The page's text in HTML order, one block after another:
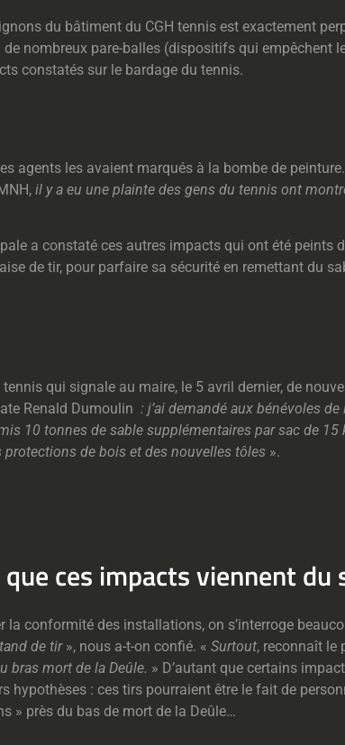
du bâtiment du CGH tennis est exactement
nombreux pare-balles (dispositifs qui empêchent
constatés sur le bardage du tennis.
agents les avaient marqués à la bombe de
il y a eu une plainte des gens du tennis ont
a constaté ces autres impacts qui ont été peints
de tir, pour parfaire sa sécurité en remettant du
qui signale au maire, le 5 avril dernier, de
Renald Dumoulin : j’ai demandé aux bénévoles
10 tonnes de sable supplémentaires par sac de
de bois et des nouvelles tôles ».
ces impacts viennent du
conformité des installations, on s’interroge
de tir», nous a-t-on confié. « Surtout, reconnaît le
bras mort de la Deûle. » D’autant que certains
hypothèses : ces tirs pourraient être le fait de
» près du bas de mort de la Deûle…